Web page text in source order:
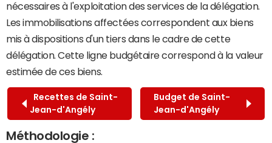
nécessaires à l'exploitation des services de la délégation.
Les immobilisations affectées correspondent aux biens
mis à dispositions d'un tiers dans le cadre de cette
délégation. Cette ligne budgétaire correspond à la valeur
estimée de ces biens.
Recettes de Saint-
Jean-d'Angély
Budget de Saint-
Jean-d'Angély
Méthodologie :